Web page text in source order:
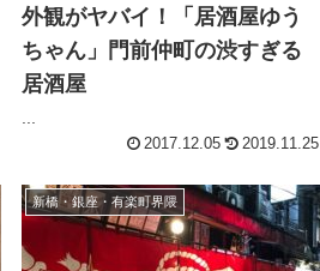
外観がヤバイ！「居酒屋ゆう
ちゃん」門前仲町の渋すぎる
居酒屋
2017.12.05 2019.11.25
新橋・銀座・有楽町界隈